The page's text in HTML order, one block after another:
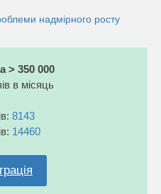
надмірного росту
> 350 000
в місяць
8143
14460